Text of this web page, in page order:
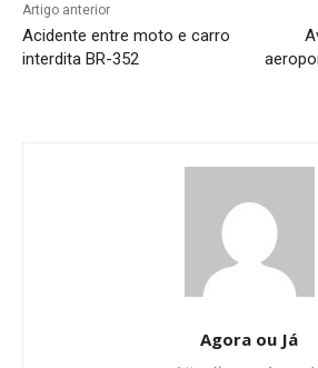
Artigo anterior
Acidente entre moto e carro
interdita BR-352
Agora ou Já